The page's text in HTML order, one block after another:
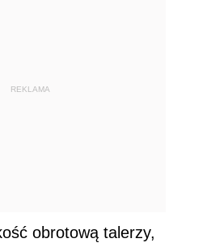
REKLAMA
obrotową talerzy,